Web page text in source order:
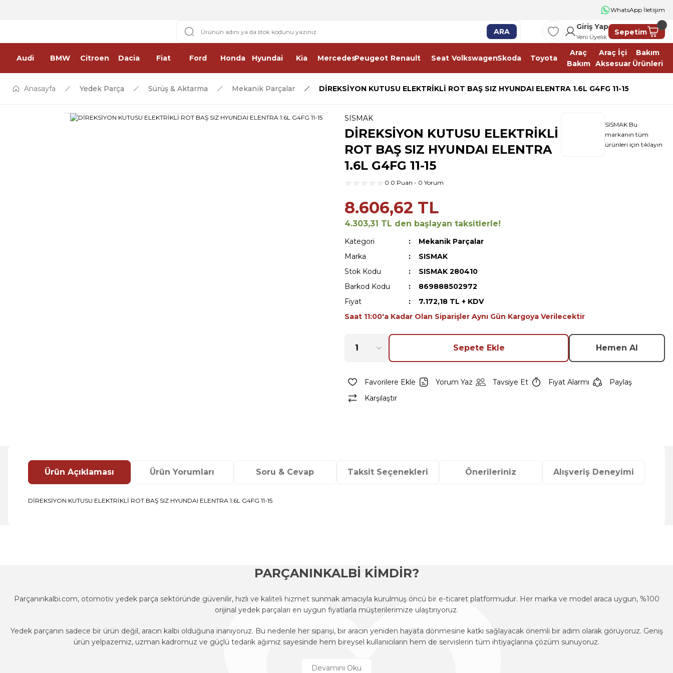
2500 TL ÜSTÜ ÜCRETSİZ KARGO
WhatsApp İletişim
ARA
Giriş Yap
Yeni Üyelik
Sepetim
Audi BMW Citroen Dacia Fiat Ford Honda Hyundai Kia MercedesPeugeot Renault Seat VolkswagenSkoda Toyota
Araç
Bakım
Araç İçi
Aksesuar
Bakım
Ürünleri
Anasayfa Yedek Parça Sürüş & Aktarma Mekanik Parçalar DİREKSİYON KUTUSU ELEKTRİKLİ ROT BAŞ SIZ HYUNDAI ELENTRA 1.6L G4FG 11-15
SISMAK
DİREKSİYON KUTUSU ELEKTRİKLİ
ROT BAŞ SIZ HYUNDAI ELENTRA
1.6L G4FG 11-15
SISMAK Bu
markanın tüm
ürünleri için tıklayın
0.0 Puan - 0 Yorum
8.606,62 TL
4.303,31 TL den başlayan taksitlerle!
Kategori
Mekanik Parçalar
Marka
SISMAK
Stok Kodu
SISMAK 280410
Barkod Kodu
869888502972
Fiyat
7.172,18 TL + KDV
Saat 11:00'a Kadar Olan Siparişler Aynı Gün Kargoya Verilecektir
Sepete Ekle Hemen Al
Yorum Yaz Tavsiye Et Fiyat Alarmı
Paylaş
Karşılaştır
Ürün Açıklaması Ürün Yorumları Soru & Cevap Taksit Seçenekleri Önerileriniz Alışveriş Deneyimi
DİREKSİYON KUTUSU ELEKTRİKLİ ROT BAŞ SIZ HYUNDAI ELENTRA 1.6L G4FG 11-15
Yorum Yaz
Soru Sor
Ürün fiyatı diğer sitelerden daha pahalı.
Deneyimini Paylaş
PARÇANINKALBİ KİMDİR?
Parçanınkalbi.com, otomotiv yedek parça sektöründe güvenilir, hızlı ve kaliteli hizmet sunmak amacıyla kurulmuş öncü bir e-ticaret platformudur. Her marka ve model araca uygun, %100
orijinal yedek parçaları en uygun fiyatlarla müşterilerimize ulaştırıyoruz.
Yedek parçanın sadece bir ürün değil, aracın kalbi olduğuna inanıyoruz. Bu nedenle her siparişi, bir aracın yeniden hayata dönmesine katkı sağlayacak önemli bir adım olarak görüyoruz. Geniş
ürün yelpazemiz, uzman kadromuz ve güçlü tedarik ağımız sayesinde hem bireysel kullanıcıların hem de servislerin tüm ihtiyaçlarına çözüm sunuyoruz.
Parçanınkalbi.com, otomotiv yedek parça sektöründe güvenilir, hızlı ve kaliteli hizmet sunmak amacıyla kurulmuş öncü bir e-ticaret platformudur. Her marka ve model araca uygun, %100